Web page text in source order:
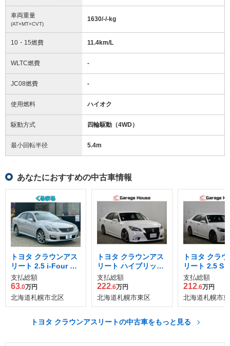
車両重量
(AT×MT×CVT)
1630/-/-kg
10・15燃費 11.4km/L
WLTC燃費 -
JC08燃費 -
使用燃料 ハイオク
駆動方式 四輪駆動（4WD）
最小回転半径 5.4m
あなたにおすすめの中古車情報
トヨタ クラウンアス
リート 2.5 i-Four ナ
ビパッケージ 4WD
支払総額
63.0万円
北海道札幌市北区
トヨタ クラウンアス
リート ハイブリッド
2.5 G Four 4WD
支払総額
222.6万円
北海道札幌市東区
トヨタ クラ
リート 2.5 S
WD
支払総額
212.6万円
北海道札幌市
トヨタ クラウンアスリートの中古車をもっと見る